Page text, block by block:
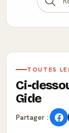
TOUTES
Ci-
Gide
Partager :